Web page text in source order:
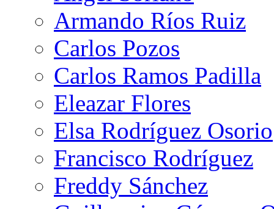
Armando Ríos Ruiz
Carlos Pozos
Carlos Ramos Padilla
Eleazar Flores
Elsa Rodríguez Osorio
Francisco Rodríguez
Freddy Sánchez